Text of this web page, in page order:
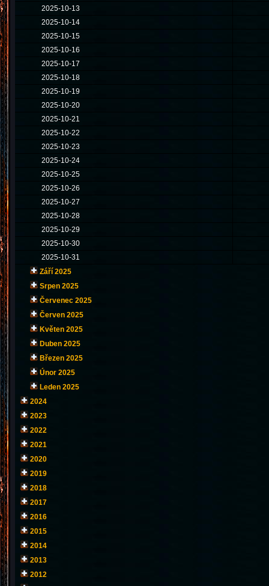
2025-10-13
2025-10-14
2025-10-15
2025-10-16
2025-10-17
2025-10-18
2025-10-19
2025-10-20
2025-10-21
2025-10-22
2025-10-23
2025-10-24
2025-10-25
2025-10-26
2025-10-27
2025-10-28
2025-10-29
2025-10-30
2025-10-31
Září 2025
Srpen 2025
Červenec 2025
Červen 2025
Květen 2025
Duben 2025
Březen 2025
Únor 2025
Leden 2025
2024
2023
2022
2021
2020
2019
2018
2017
2016
2015
2014
2013
2012